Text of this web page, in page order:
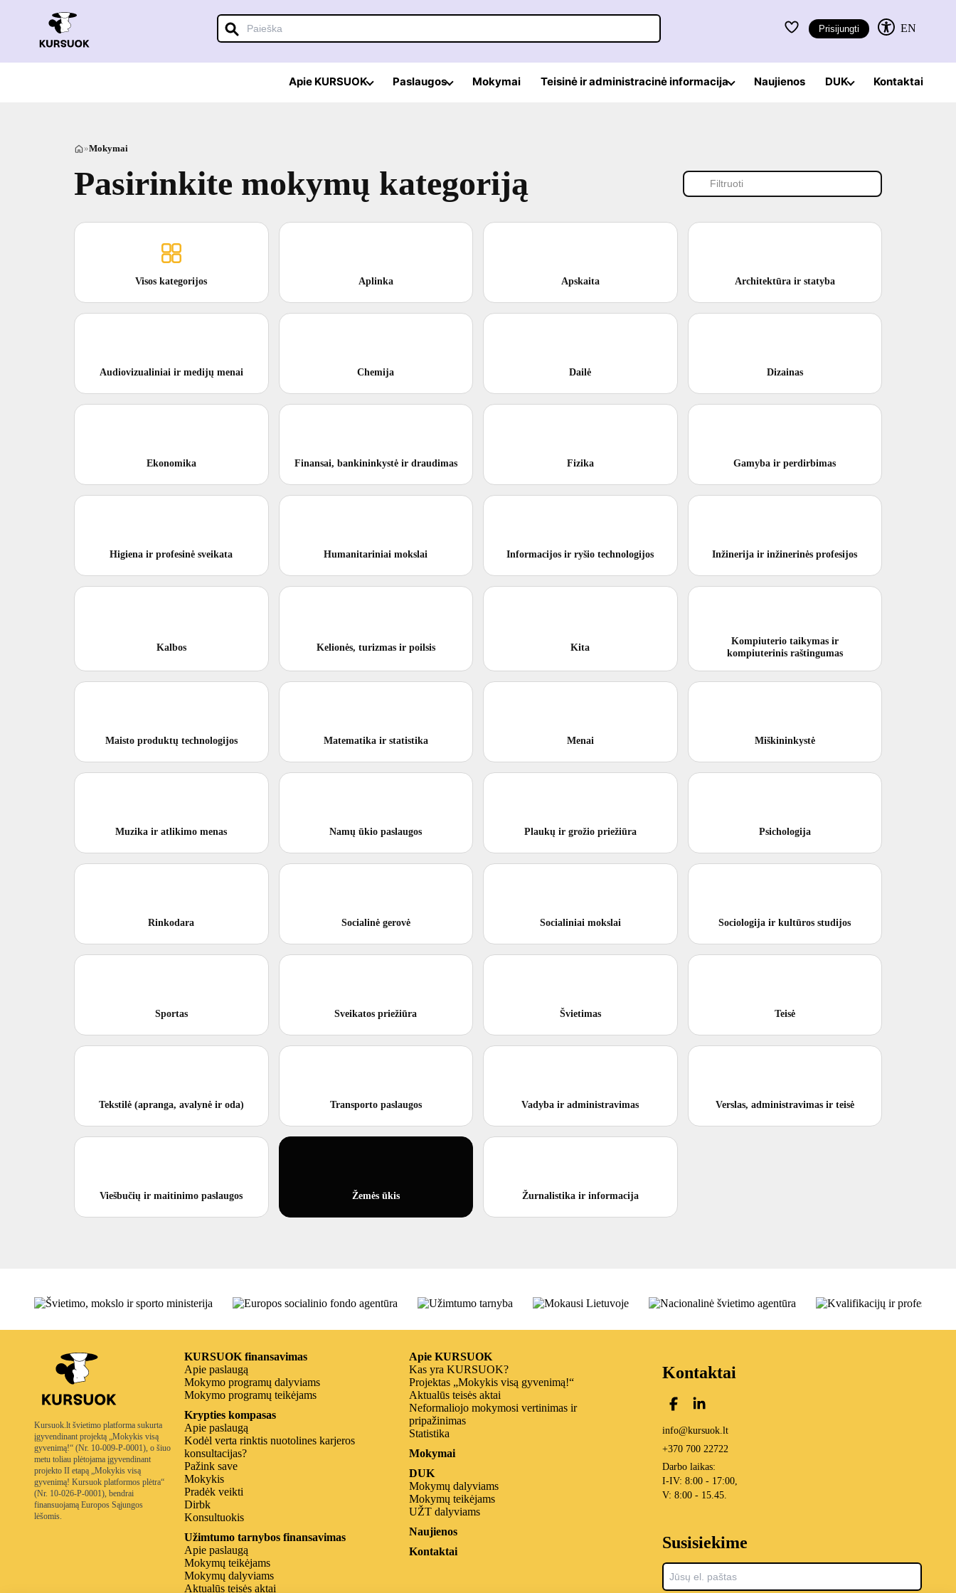
Prisijungti EN
Apie KURSUOK Paslaugos Mokymai Teisinė ir administracinė informacija Naujienos DUK Kontaktai
»Mokymai
Pasirinkite mokymų kategoriją Filtruoti kategorijas
Visos kategorijos Aplinka Apskaita Architektūra ir statyba
Audiovizualiniai ir medijų menai Chemija Dailė Dizainas
Ekonomika Finansai, bankininkystė ir draudimas Fizika Gamyba ir perdirbimas
Higiena ir profesinė sveikata Humanitariniai mokslai Informacijos ir ryšio technologijos Inžinerija ir inžinerinės profesijos
Kalbos Kelionės, turizmas ir poilsis Kita
Kompiuterio taikymas ir
kompiuterinis raštingumas
Maisto produktų technologijos Matematika ir statistika Menai Miškininkystė
Muzika ir atlikimo menas Namų ūkio paslaugos Plaukų ir grožio priežiūra Psichologija
Rinkodara Socialinė gerovė Socialiniai mokslai Sociologija ir kultūros studijos
Sportas Sveikatos priežiūra Švietimas Teisė
Tekstilė (apranga, avalynė ir oda) Transporto paslaugos Vadyba ir administravimas Verslas, administravimas ir teisė
Viešbučių ir maitinimo paslaugos Žemės ūkis Žurnalistika ir informacija
Kursuok.lt švietimo platforma sukurta
įgyvendinant projektą „Mokykis visą
gyvenimą!“ (Nr. 10-009-P-0001), o šiuo
metu toliau plėtojama įgyvendinant
projekto II etapą „Mokykis visą
gyvenimą! Kursuok platformos plėtra“
(Nr. 10-026-P-0001), bendrai
finansuojamą Europos Sąjungos
lėšomis.
KURSUOK finansavimas
Apie paslaugą
Mokymo programų dalyviams
Mokymo programų teikėjams
Krypties kompasas
Apie paslaugą
Kodėl verta rinktis nuotolines karjeros
konsultacijas?
Pažink save
Mokykis
Pradėk veikti
Dirbk
Konsultuokis
Užimtumo tarnybos finansavimas
Apie paslaugą
Mokymų teikėjams
Mokymų dalyviams
Aktualūs teisės aktai
Apie KURSUOK
Kas yra KURSUOK?
Projektas „Mokykis visą gyvenimą!“
Aktualūs teisės aktai
Neformaliojo mokymosi vertinimas ir
pripažinimas
Statistika
Mokymai
DUK
Mokymų dalyviams
Mokymų teikėjams
UŽT dalyviams
Naujienos
Kontaktai
Kontaktai
info@kursuok.lt
+370 700 22722
Darbo laikas:
I-IV: 8:00 - 17:00,
V: 8:00 - 15.45.
Susisiekime